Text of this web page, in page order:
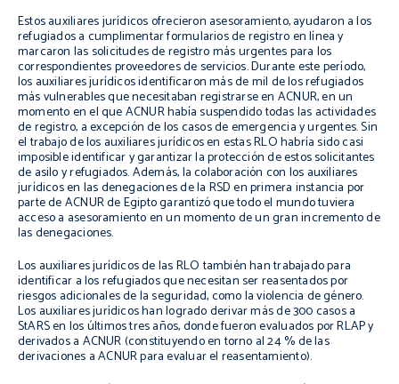
Estos auxiliares jurídicos ofrecieron asesoramiento, ayudaron a los
refugiados a cumplimentar formularios de registro en línea y
marcaron las solicitudes de registro más urgentes para los
correspondientes proveedores de servicios. Durante este período,
los auxiliares jurídicos identificaron más de mil de los refugiados
más vulnerables que necesitaban registrarse en ACNUR, en un
momento en el que ACNUR había suspendido todas las actividades
de registro, a excepción de los casos de emergencia y urgentes. Sin
el trabajo de los auxiliares jurídicos en estas RLO habría sido casi
imposible identificar y garantizar la protección de estos solicitantes
de asilo y refugiados. Además, la colaboración con los auxiliares
jurídicos en las denegaciones de la RSD en primera instancia por
parte de ACNUR de Egipto garantizó que todo el mundo tuviera
acceso a asesoramiento en un momento de un gran incremento de
las denegaciones.
Los auxiliares jurídicos de las RLO también han trabajado para
identificar a los refugiados que necesitan ser reasentados por
riesgos adicionales de la seguridad, como la violencia de género.
Los auxiliares jurídicos han logrado derivar más de 300 casos a
StARS en los últimos tres años, donde fueron evaluados por RLAP y
derivados a ACNUR (constituyendo en torno al 24 % de las
derivaciones a ACNUR para evaluar el reasentamiento).